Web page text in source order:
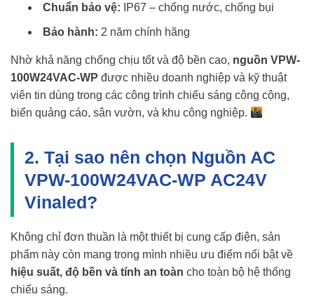
Chuẩn bảo vệ: IP67 – chống nước, chống bụi
Bảo hành: 2 năm chính hãng
Nhờ khả năng chống chịu tốt và độ bền cao, nguồn VPW-
100W24VAC-WP được nhiều doanh nghiệp và kỹ thuật
viên tin dùng trong các công trình chiếu sáng công cộng,
biển quảng cáo, sân vườn, và khu công nghiệp.
2. Tại sao nên chọn Nguồn AC
VPW-100W24VAC-WP AC24V
Vinaled?
Không chỉ đơn thuần là một thiết bị cung cấp điện, sản
phẩm này còn mang trong mình nhiều ưu điểm nổi bật về
hiệu suất, độ bền và tính an toàn cho toàn bộ hệ thống
chiếu sáng.